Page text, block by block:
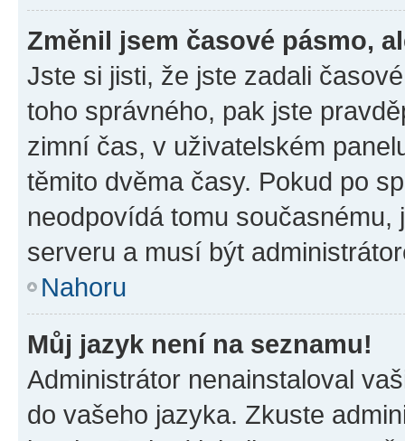
Změnil jsem časové pásmo,
Jste si jisti, že jste zadali
toho správného, pak jste
zimní čas, v uživatelském
těmito dvěma časy. Pokud po
neodpovídá tomu
serveru a musí být
Nahoru
Můj jazyk není na seznamu!
Administrátor nenainstaloval
do vašeho jazyka. Zkuste